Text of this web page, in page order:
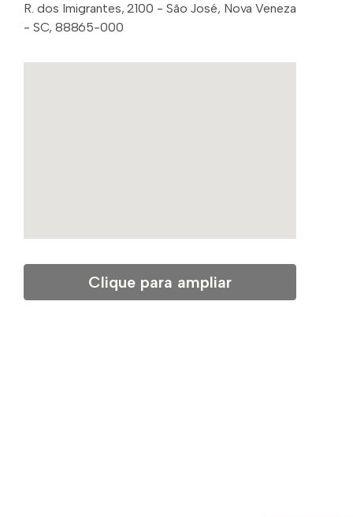
R. dos Imigrantes, 2100 - São José, Nova Veneza
- SC, 88865-000
Clique para ampliar